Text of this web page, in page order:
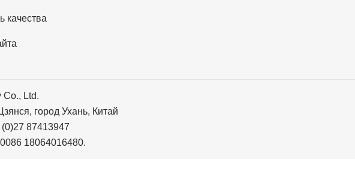
качества
Co., Ltd.
город Ухань, Китай
87413947
18064016480.